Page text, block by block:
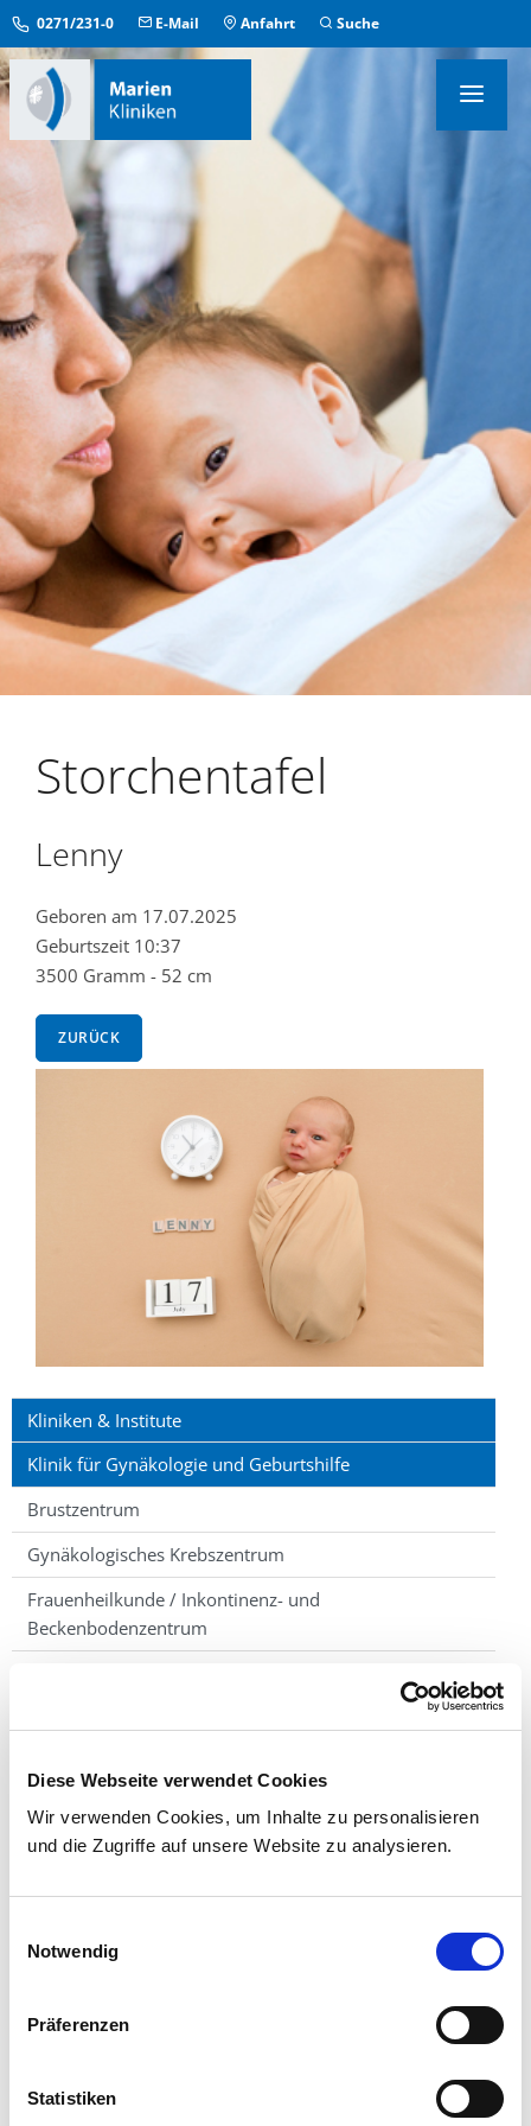
Diese Webseite verwendet Cookies
Wir verwenden Cookies, um Inhalte zu personalisieren
und die Zugriffe auf unsere Website zu analysieren.
Notwendig
Präferenzen
Statistiken
0271/231-0 E-Mail Anfahrt Suche
KLINIKEN & INSTITUTE
MEDIZINISCHE ZENTREN
ÜBERGREIFENDE EINRICHTUNGEN
PFLEGE & AUFENTHALT
KONTAKT & SERVICE
IM NOTFALL
Storchentafel
Lenny
Geboren am 17.07.2025
Geburtszeit 10:37
3500 Gramm - 52 cm
ZURÜCK
Kliniken & Institute
Klinik für Gynäkologie und Geburtshilfe
Brustzentrum
Gynäkologisches Krebszentrum
Frauenheilkunde / Inkontinenz- und
Beckenbodenzentrum
Storchentafel
Kontakt
MARIENBABY